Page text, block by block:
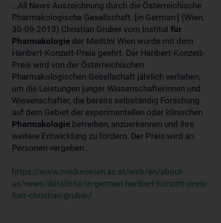
...All News Auszeichnung durch die Österreichische
Pharmakologische Gesellschaft. [in German:] (Wien,
30-09-2013) Christian Gruber vom Institut für
Pharmakologie der MedUni Wien wurde mit dem
Heribert-Konzett-Preis geehrt. Der Heribert-Konzett-
Preis wird von der Österreichischen
Pharmakologischen Gesellschaft jährlich verliehen,
um die Leistungen junger Wissenschafterinnen und
Wissenschafter, die bereits selbständig Forschung
auf dem Gebiet der experimentellen oder klinischen
Pharmakologie betreiben, anzuerkennen und ihre
weitere Entwicklung zu fördern. Der Preis wird an
Personen vergeben...
https://www.meduniwien.ac.at/web/en/about-
us/news/detailsite/in-german-heribert-konzett-preis-
fuer-christian-gruber/